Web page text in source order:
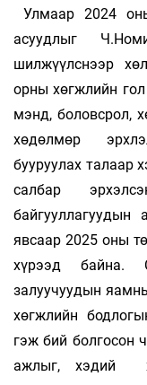
Улмаар 2024
асуудлыг
шилжүүлснээр
орны хөгжлийн гол
мэнд, боловсрол,
хөдөлмөр
бууруулах талаар
салбар
явсаар 2025 оны
хүрээд байна.
залуучуудын
хөгжлийн
гэж бий болгосон
ажлыг, хэдий